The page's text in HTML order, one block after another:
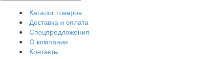
Каталог товаров
Доставка и оплата
Спецпредложения
О компании
Контакты